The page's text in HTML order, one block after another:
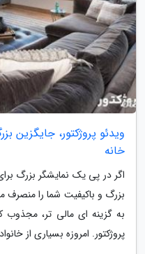
ویدئو پروژکتور، جایگزین
خانه
اگر در پی یک نمایشگر بزرگ
بزرگ و باکیفیت شما را منصرف
به گزینه ای مالی تر، مجذوب
پروژکتور. امروزه بسیاری از